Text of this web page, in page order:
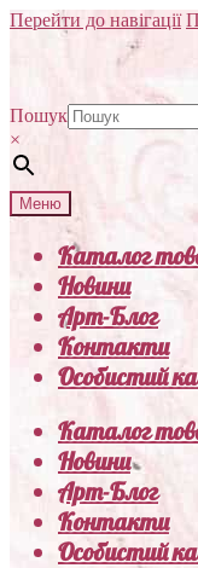
Перейти до навігації
Пошук
×
Меню
Каталог
Новини
Арт-Блог
Контакти
Особистий
Каталог
Новини
Арт-Блог
Контакти
Особистий